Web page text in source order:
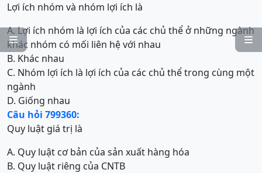


Lợi ích nhóm và nhóm lợi ích là
A. Lợi ích nhóm là lợi ích của các chủ thể ở những ngành
khác nhóm có mối liên hệ với nhau
B. Khác nhau
C. Nhóm lợi ích là lợi ích của các chủ thể trong cùng một
ngành
D. Giống nhau
Câu hỏi 799360:
Quy luật giá trị là
A. Quy luật cơ bản của sản xuất hàng hóa
B. Quy luật riêng của CNTB